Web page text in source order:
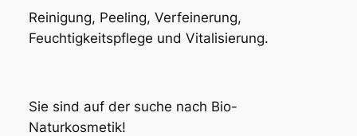
Reinigung, Peeling, Verfeinerung,
Feuchtigkeitspflege und Vitalisierung.
Sie sind auf der suche nach Bio-
Naturkosmetik!